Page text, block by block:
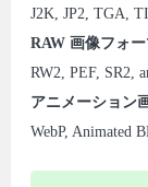
J2K, JP2, TGA,
RAW 画像フォ
RW2, PEF, SR2,
アニメーション
WebP, Animated